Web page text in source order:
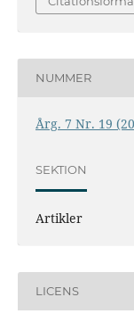
NUMMER
Årg. 7 Nr. 19
SEKTION
Artikler
LICENS